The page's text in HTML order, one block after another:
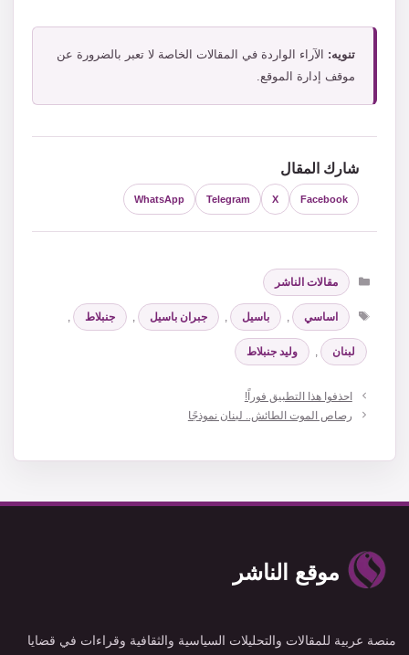
تنويه: الآراء الواردة في المقالات الخاصة لا تعبر بالضرورة عن
موقف إدارة الموقع.
شارك المقال
Facebook
X
Telegram
WhatsApp
التصنيفات
مقالات الناشر
الوسوم
اساسي باسيل جبران باسيل جنبلاط
لبنان وليد جنبلاط
احذفوا هذا التطبيق فوراً!
رصاص الموت الطائش.. لبنان نموذجًا
موقع الناشر
منصة عربية للمقالات والتحليلات السياسية والثقافية وقراءات في قضايا